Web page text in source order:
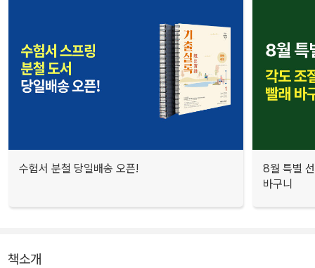
수험서 분철 당일배송 오픈!
8월 특별
바구니
책소개